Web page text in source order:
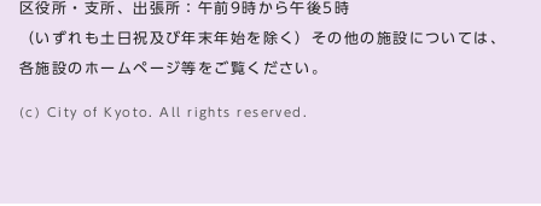
区役所・支所、出張所：午前9時から午後5時
（いずれも土日祝及び年末年始を除く）その他の施設については、
各施設のホームページ等をご覧ください。
(c) City of Kyoto. All rights reserved.